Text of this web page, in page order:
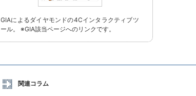
GIAによるダイヤモンドの4Cインタラクティブツ
ール。 ※GIA該当ページへのリンクです。
関連コラム